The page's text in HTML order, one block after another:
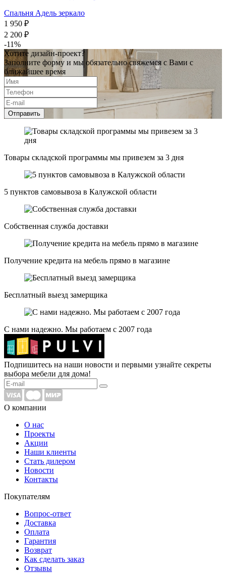
Спальня Адель зеркало
1 950 ₽
2 200 ₽
-11%
Хотите дизайн-проект?
Заполните форму и мы обязательно свяжемся с Вами с
ближайшее время
Отправить
Товары складской программы мы привезем за 3 дня
5 пунктов самовывоза в Калужской области
Собственная служба доставки
Получение кредита на мебель прямо в магазине
Бесплатный выезд замерщика
С нами надежно. Мы работаем с 2007 года
Подпишитесь на наши новости и первыми узнайте секреты
выбора мебели для дома!
О компании
О нас
Проекты
Акции
Наши клиенты
Стать дилером
Новости
Контакты
Покупателям
Вопрос-ответ
Доставка
Оплата
Гарантия
Возврат
Как сделать заказ
Отзывы